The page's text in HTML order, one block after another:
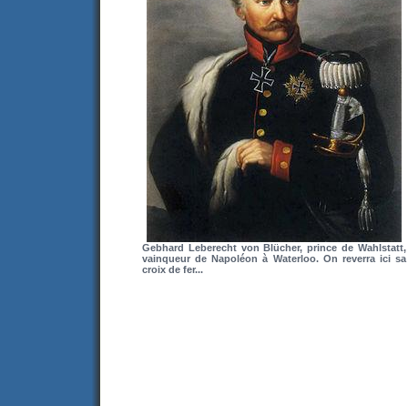
Gebhard Leberecht von Blücher, prince de Wahlstatt,
vainqueur de Napoléon à Waterloo. On reverra ici sa
croix de fer...